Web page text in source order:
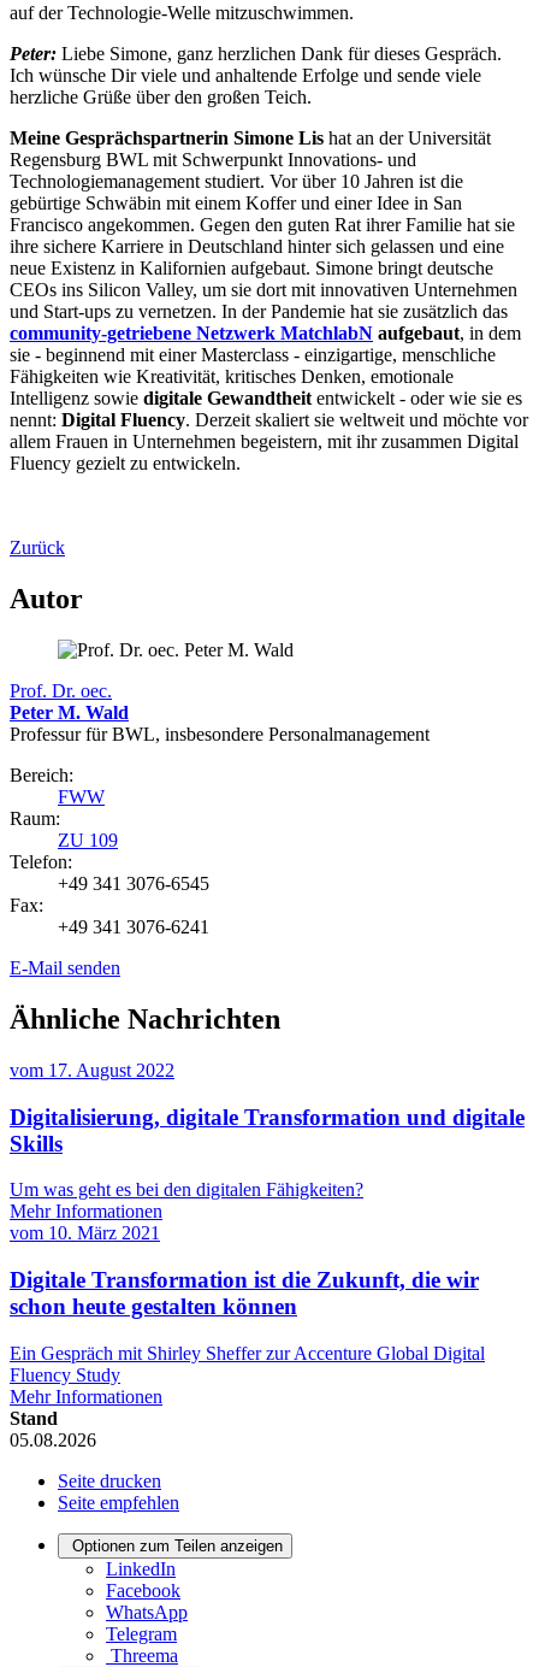
auf der Technologie-Welle mitzuschwimmen.
Peter: Liebe Simone, ganz herzlichen Dank für dieses Gespräch.
Ich wünsche Dir viele und anhaltende Erfolge und sende viele
herzliche Grüße über den großen Teich.
Meine Gesprächspartnerin Simone Lis hat an der Universität
Regensburg BWL mit Schwerpunkt Innovations- und
Technologiemanagement studiert. Vor über 10 Jahren ist die
gebürtige Schwäbin mit einem Koffer und einer Idee in San
Francisco angekommen. Gegen den guten Rat ihrer Familie hat sie
ihre sichere Karriere in Deutschland hinter sich gelassen und eine
neue Existenz in Kalifornien aufgebaut. Simone bringt deutsche
CEOs ins Silicon Valley, um sie dort mit innovativen Unternehmen
und Start-ups zu vernetzen. In der Pandemie hat sie zusätzlich das
community-getriebene Netzwerk MatchlabN aufgebaut, in dem
sie - beginnend mit einer Masterclass - einzigartige, menschliche
Fähigkeiten wie Kreativität, kritisches Denken, emotionale
Intelligenz sowie digitale Gewandtheit entwickelt - oder wie sie es
nennt: Digital Fluency. Derzeit skaliert sie weltweit und möchte vor
allem Frauen in Unternehmen begeistern, mit ihr zusammen Digital
Fluency gezielt zu entwickeln.
Zurück
Autor
Prof. Dr. oec.
Peter M. Wald
Professur für BWL, insbesondere Personalmanagement
Bereich:
FWW
Raum:
ZU 109
Telefon:
+49 341 3076-6545
Fax:
+49 341 3076-6241
E-Mail senden
Ähnliche Nachrichten
vom 17. August 2022
Digitalisierung, digitale Transformation und digitale
Skills
Um was geht es bei den digitalen Fähigkeiten?
Mehr Informationen
vom 10. März 2021
Digitale Transformation ist die Zukunft, die wir
schon heute gestalten können
Ein Gespräch mit Shirley Sheffer zur Accenture Global Digital
Fluency Study
Mehr Informationen
Stand
05.08.2026
Seite drucken
Seite empfehlen
Optionen zum Teilen anzeigen
LinkedIn
Facebook
WhatsApp
Telegram
Threema